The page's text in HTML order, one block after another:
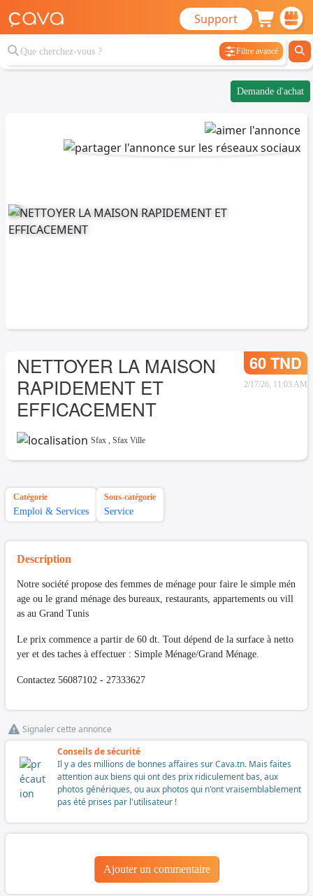
Support
Filtre avancé
Demande d'achat
NETTOYER LA MAISON
RAPIDEMENT ET
EFFICACEMENT
60 TND
2/17/26, 11:03 AM
Sfax , Sfax Ville
Catégorie
Emploi & Services
Sous-catégorie
Service
Description
Notre société propose des femmes de ménage pour faire le simple mén
age ou le grand ménage des bureaux, restaurants, appartements ou vill
as au Grand Tunis
Le prix commence a partir de 60 dt. Tout dépend de la surface à netto
yer et des taches à effectuer : Simple Ménage/Grand Ménage.
Contactez 56087102 - 27333627
Signaler cette annonce
Conseils de sécurité
Il y a des millions de bonnes affaires sur Cava.tn. Mais faites
attention aux biens qui ont des prix ridiculement bas, aux
photos génériques, ou aux photos qui n'ont vraisemblablement
pas été prises par l'utilisateur !
Ajouter un commentaire